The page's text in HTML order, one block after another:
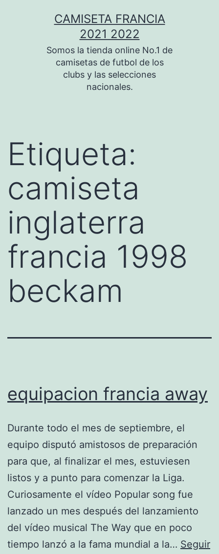
CAMISETA FRANCIA
2021 2022
Somos la tienda online No.1 de
camisetas de futbol de los
clubs y las selecciones
nacionales.
Etiqueta:
camiseta
inglaterra
francia 1998
beckam
equipacion francia away
Durante todo el mes de septiembre, el
equipo disputó amistosos de preparación
para que, al finalizar el mes, estuviesen
listos y a punto para comenzar la Liga.
Curiosamente el vídeo Popular song fue
lanzado un mes después del lanzamiento
del vídeo musical The Way que en poco
tiempo lanzó a la fama mundial a la… Seguir